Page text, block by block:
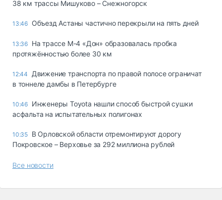
38 км трассы Мишуково – Снежногорск
13:46 Объезд Астаны частично перекрыли на пять дней
13:36 На трассе М-4 «Дон» образовалась пробка
протяжённостью более 30 км
12:44
Движение транспорта по правой полосе ограничат
в тоннеле дамбы в Петербурге
10:46 Инженеры Toyota нашли способ быстрой сушки
асфальта на испытательных полигонах
10:35 В Орловской области отремонтируют дорогу
Покровское – Верховье за 292 миллиона рублей
Все новости